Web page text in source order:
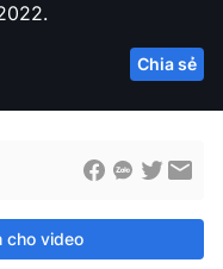
Chia sẻ
cho video